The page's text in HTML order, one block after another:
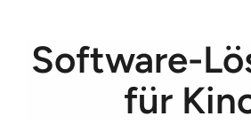
Software-
für